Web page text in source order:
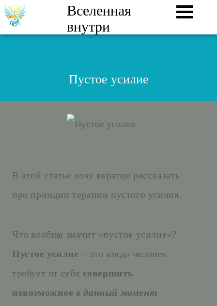
Вселенная
внутри
Пустое усилие
В этой статье хочу вкратце рассказать
про принцип терапии пустого усилия.
Что вообще значит «пустое усилие»?
Пустое усилие – это когда человек
требует от себя совершить
невозможноев данный момент